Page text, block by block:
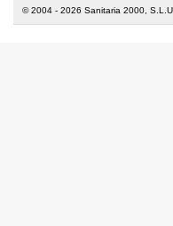
© 2004 - 2026 Sanitaria 2000,